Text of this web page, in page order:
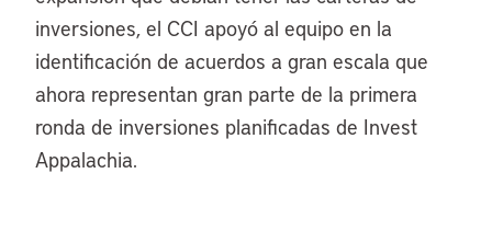
inversiones, el CCI apoyó al equipo en la
identificación de acuerdos a gran escala que
ahora representan gran parte de la primera
ronda de inversiones planificadas de Invest
Appalachia.